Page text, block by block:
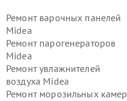
Ремонт варочных панелей
Midea
Ремонт парогенераторов
Midea
Ремонт увлажнителей
воздуха Midea
Ремонт морозильных камер